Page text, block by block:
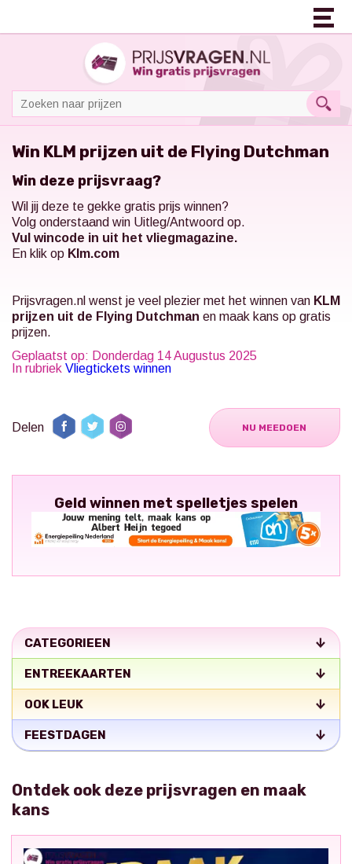
Win KLM prijzen uit de Flying Dutchman
Win deze prijsvraag?
Wil jij deze te gekke gratis prijs winnen?
Volg onderstaand win Uitleg/Antwoord op.
Vul wincode in uit het vliegmagazine.
En klik op Klm.com
Prijsvragen.nl wenst je veel plezier met het winnen van KLM
prijzen uit de Flying Dutchman en maak kans op gratis
prijzen.
Geplaatst op: Donderdag 14 Augustus 2025
In rubriek Vliegtickets winnen
Delen NU MEEDOEN
Geld winnen met spelletjes spelen
CATEGORIEEN
ENTREEKAARTEN
OOK LEUK
FEESTDAGEN
Ontdek ook deze prijsvragen en maak
kans